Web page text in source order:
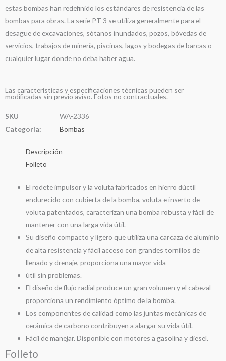
estas bombas han redefinido los estándares de resistencia de las
bombas para obras. La serie PT 3 se utiliza generalmente para el
desagüe de excavaciones, sótanos inundados, pozos, bóvedas de
servicios, trabajos de minería, piscinas, lagos y bodegas de barcas o
cualquier lugar donde no deba haber agua.
Las características y especificaciones técnicas pueden ser
modificadas sin previo aviso. Fotos no contractuales.
SKU
WA-2336
Categoría:
Bombas
Descripción
Folleto
El rodete impulsor y la voluta fabricados en hierro dúctil
endurecido con cubierta de la bomba, voluta e inserto de
voluta patentados, caracterizan una bomba robusta y fácil de
mantener con una larga vida útil.
Su diseño compacto y ligero que utiliza una carcaza de aluminio
de alta resistencia y fácil acceso con grandes tornillos de
llenado y drenaje, proporciona una mayor vida
útil sin problemas.
El diseño de flujo radial produce un gran volumen y el cabezal
proporciona un rendimiento óptimo de la bomba.
Los componentes de calidad como las juntas mecánicas de
cerámica de carbono contribuyen a alargar su vida útil.
Fácil de manejar. Disponible con motores a gasolina y diesel.
Folleto